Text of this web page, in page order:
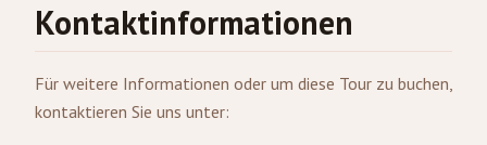
Kontaktinformationen
Für weitere Informationen oder um diese Tour zu buchen,
kontaktieren Sie uns unter: